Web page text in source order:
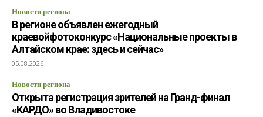
Новости региона
В регионе объявлен ежегодный
краевойфотоконкурс «Национальные проекты в
Алтайском крае: здесь и сейчас»
05.08.2026
Новости региона
Открыта регистрация зрителей на Гранд-финал
«КАРДО» во Владивостоке